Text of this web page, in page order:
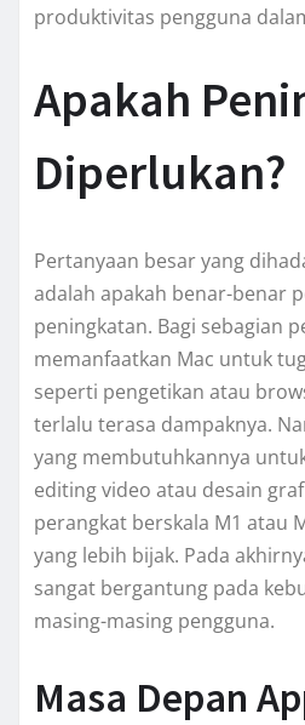
produktivitas pengguna
Apakah
Diperlukan?
Pertanyaan besar yang
adalah apakah benar-benar
peningkatan. Bagi sebagian
memanfaatkan Mac untuk
seperti pengetikan atau
terlalu terasa dampaknya.
yang membutuhkannya
editing video atau desain
perangkat berskala M1 atau
yang lebih bijak. Pada
sangat bergantung pada
masing-masing pengguna.
Masa Depan